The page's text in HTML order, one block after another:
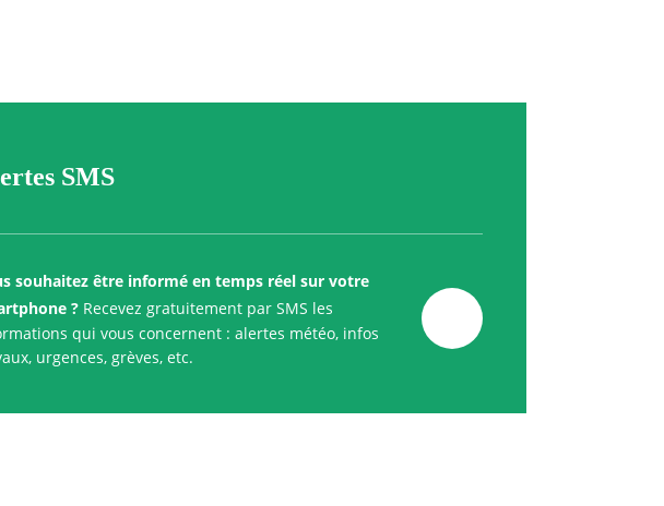
SMS
souhaitez être informé en temps réel sur votre
? Recevez gratuitement par SMS les
qui vous concernent : alertes météo, infos
urgences, grèves, etc.